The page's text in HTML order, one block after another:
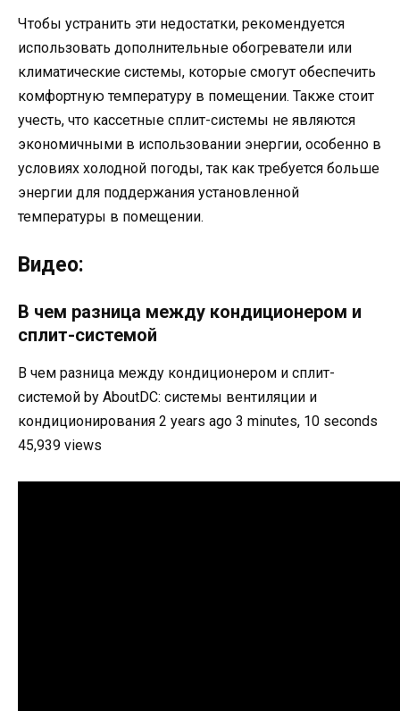
Чтобы устранить эти недостатки, рекомендуется
использовать дополнительные обогреватели или
климатические системы, которые смогут обеспечить
комфортную температуру в помещении. Также стоит
учесть, что кассетные сплит-системы не являются
экономичными в использовании энергии, особенно в
условиях холодной погоды, так как требуется больше
энергии для поддержания установленной
температуры в помещении.
Видео:
В чем разница между кондиционером и
сплит-системой
В чем разница между кондиционером и сплит-
системой by AboutDC: системы вентиляции и
кондиционирования 2 years ago 3 minutes, 10 seconds
45,939 views